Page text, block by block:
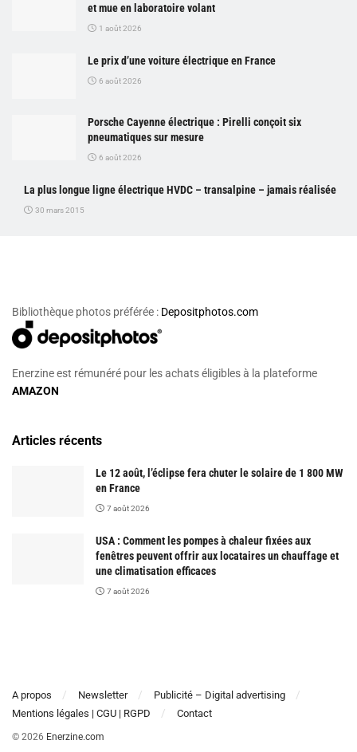
et mue en laboratoire volant
1 août 2026
Le prix d’une voiture électrique en France
6 août 2026
Porsche Cayenne électrique : Pirelli conçoit six
pneumatiques sur mesure
6 août 2026
La plus longue ligne électrique HVDC – transalpine – jamais réalisée
30 mars 2015
Bibliothèque photos préférée : Depositphotos.com
Enerzine est rémunéré pour les achats éligibles à la plateforme
AMAZON
Articles récents
Le 12 août, l’éclipse fera chuter le solaire de 1 800 MW
en France
7 août 2026
USA : Comment les pompes à chaleur fixées aux
fenêtres peuvent offrir aux locataires un chauffage et
une climatisation efficaces
7 août 2026
A propos Newsletter
Publicité – Digital advertising
Mentions légales | CGU | RGPD
Contact
© 2026 Enerzine.com